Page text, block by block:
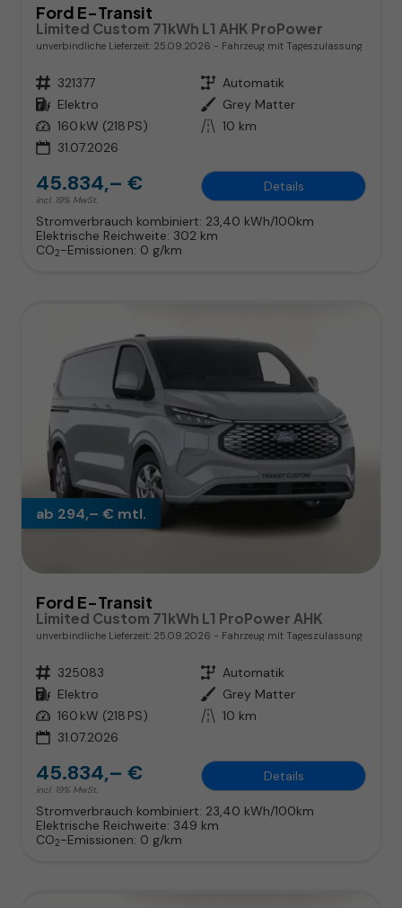
Ford E-Transit
Limited Custom 71kWh L1 AHK ProPower
unverbindliche Lieferzeit: 25.09.2026 Fahrzeug mit Tageszulassung
Fahrzeugnr. 321377 Getriebe Automatik
Kraftstoff Elektro Außenfarbe Grey Matter
Leistung 160 kW (218 PS) Kilometerstand 10 km
31.07.2026
45.834,– €
incl. 19% MwSt.
Details
Stromverbrauch kombiniert: 23,40 kWh/100km
Elektrische Reichweite: 302 km
CO2-Emissionen: 0 g/km
ab 294,– € mtl.
Ford E-Transit
Limited Custom 71kWh L1 ProPower AHK
unverbindliche Lieferzeit: 25.09.2026 Fahrzeug mit Tageszulassung
Fahrzeugnr. 325083 Getriebe Automatik
Kraftstoff Elektro Außenfarbe Grey Matter
Leistung 160 kW (218 PS) Kilometerstand 10 km
31.07.2026
45.834,– €
incl. 19% MwSt.
Details
Stromverbrauch kombiniert: 23,40 kWh/100km
Elektrische Reichweite: 349 km
CO2-Emissionen: 0 g/km